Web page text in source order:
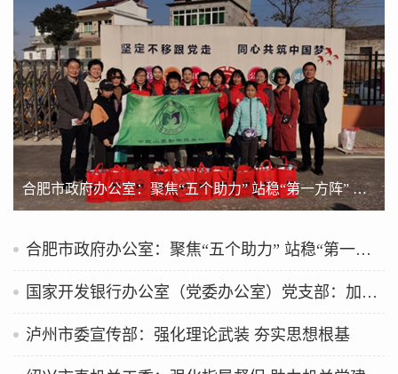
合肥市政府办公室：聚焦“五个助力” 站稳“第一方阵” 持续推进机关党建工作走在前作表率
合肥市政府办公室：聚焦“五个助力” 站稳“第一方阵” 持续推进机关党建工作走在前作表率
国家开发银行办公室（党委办公室）党支部：加强支部建设 提升工作质效
泸州市委宣传部：强化理论武装 夯实思想根基